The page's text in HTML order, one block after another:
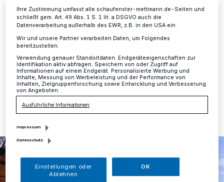
Mettmann·Da sich die Wettervorhersage für das
bevorstehende Wochenende nochmals deutlich
verschlechtert hat, bleibt das Mettmanner Naturfreibad
von Samstag, 13. Juni, bis einschließlich Montag, 15.
Juni, geschlossen.
12.06.2026 , 17:08 Uhr
Ihre Zustimmung umfasst alle schaufenster-mettmann.de-Seiten und
schließt gem. Art. 49 Abs. 1 S. 1 lit. a DSGVO auch die
Datenverarbeitung außerhalb des EWR, z.B. in den USA ein.
Wir und unsere Partner verarbeiten Daten, um Folgendes
bereitzustellen:
Verwendung genauer Standortdaten. Endgeräteeigenschaften zur
Identifikation aktiv abfragen. Speichern von oder Zugriff auf
Informationen auf einem Endgerät. Personalisierte Werbung und
Inhalte, Messung von Werbeleistung und der Performance von
Inhalten, Zielgruppenforschung sowie Entwicklung und Verbesserung
von Angeboten.
Ausführliche Informationen
Impressum
Datenschutz
Einstellungen oder
Ablehnen
OK